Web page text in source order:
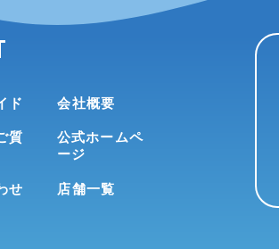
ド
質
せ
会社概要
公式ホームペ
ージ
店舗一覧